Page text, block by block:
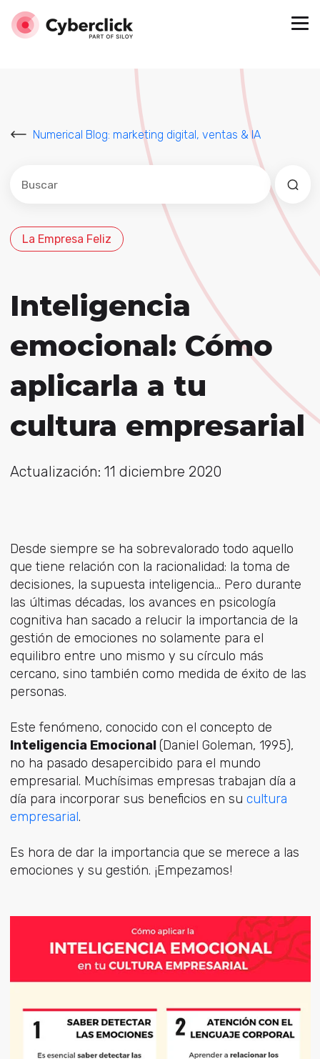
Numerical Blog: marketing digital, ventas & IA
Este es un campo de búsqueda con una función de
No hay sugerencias porque el campo de
La Empresa Feliz
Inteligencia
emocional: Cómo
aplicarla a tu
cultura empresarial
Actualización: 11 diciembre 2020
Desde siempre se ha sobrevalorado todo aquello
que tiene relación con la racionalidad: la toma de
decisiones, la supuesta inteligencia… Pero durante
las últimas décadas, los avances en psicología
cognitiva han sacado a relucir la importancia de la
gestión de emociones no solamente para el
equilibro entre uno mismo y su círculo más
cercano, sino también como medida de éxito de las
personas.
Este fenómeno, conocido con el concepto de
Inteligencia Emocional(Daniel Goleman, 1995),
no ha pasado desapercibido para el mundo
empresarial. Muchísimas empresas trabajan día a
día para incorporar sus beneficios en su cultura
empresarial.
Es hora de dar la importancia que se merece a las
emociones y su gestión. ¡Empezamos!